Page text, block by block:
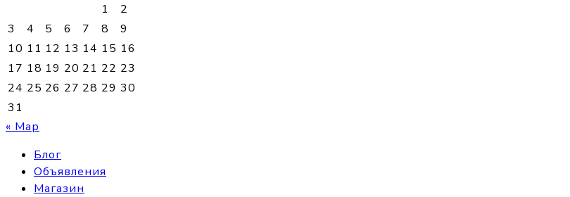
1
2
3
4 5 6 7 8
9
10 11 12 13 14 15 16
17 18 19 20 21 22 23
24 25 26 27 28 29 30
31
« Мар
Блог
Объявления
Магазин